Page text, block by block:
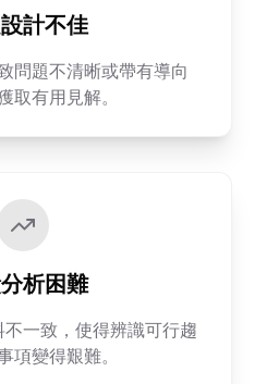
計不佳
問題不清晰或帶有導向
取有用見解。
析困難
一致，使得辨識可行趨
項變得艱難。